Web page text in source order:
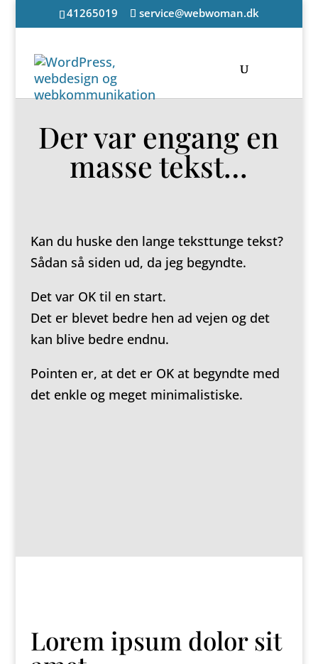
41265019 service@webwoman.dk
Der var engang en
masse tekst…
Kan du huske den lange teksttunge tekst?
Sådan så siden ud, da jeg begyndte.
Det var OK til en start.
Det er blevet bedre hen ad vejen og det
kan blive bedre endnu.
Pointen er, at det er OK at begyndte med
det enkle og meget minimalistiske.
Lorem ipsum dolor sit